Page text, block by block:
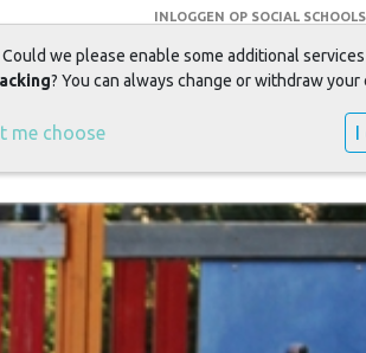
INLOGGEN OP SOCIAL SCHOOLS
spelen + leren =
Could we please enable some additional
? You can always change or withdraw your
me choose I